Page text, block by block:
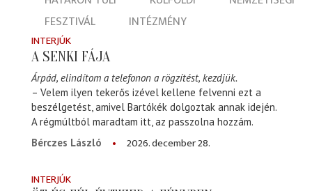
FESZTIVÁL
INTÉZMÉNY
INTERJÚK
A SENKI FÁJA
Árpád, elindítom a telefonon a rögzítést, kezdjük.
– Velem ilyen tekerős izével kellene felvenni ezt a
beszélgetést, amivel Bartókék dolgoztak annak idején.
A régmúltból maradtam itt, az passzolna hozzám.
Bérczes László
2026. december 28.
INTERJÚK